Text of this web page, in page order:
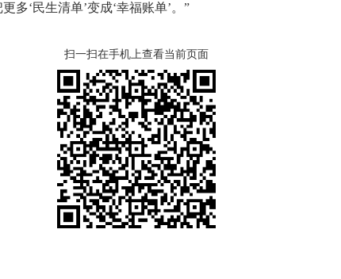
多‘民生清单’变成‘幸福账单’。”
扫一扫在手机上查看当前页面